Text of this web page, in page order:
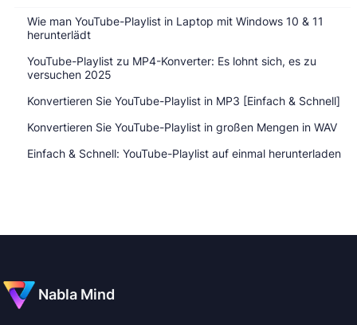
Wie man YouTube-Playlist in Laptop mit Windows 10 & 11
herunterlädt
YouTube-Playlist zu MP4-Konverter: Es lohnt sich, es zu
versuchen 2025
Konvertieren Sie YouTube-Playlist in MP3 [Einfach & Schnell]
Konvertieren Sie YouTube-Playlist in großen Mengen in WAV
Einfach & Schnell: YouTube-Playlist auf einmal herunterladen
Nabla Mind